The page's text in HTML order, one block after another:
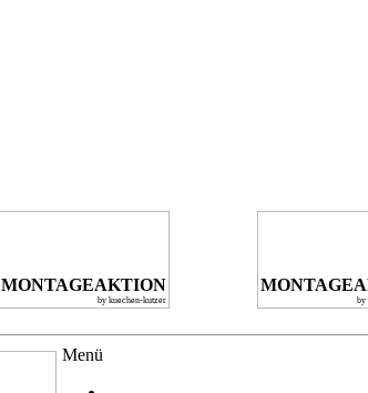
MONTAGEAKTION
by kuechen-kutzer by
Menü